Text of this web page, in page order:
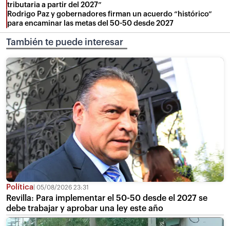
tributaria a partir del 2027”
Rodrigo Paz y gobernadores firman un acuerdo “histórico”
para encaminar las metas del 50-50 desde 2027
También te puede interesar
Política 05/08/2026 23:31
Revilla: Para implementar el 50-50 desde el 2027 se
debe trabajar y aprobar una ley este año